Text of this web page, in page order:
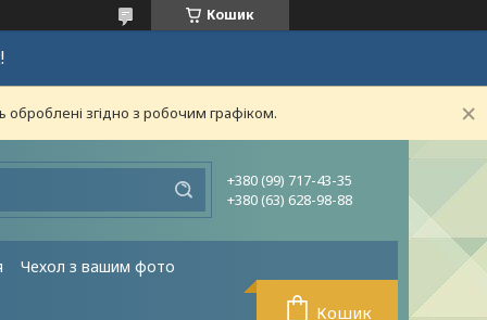
Кошик
згідно з робочим графіком.
+380 (99) 717-43-35
+380 (63) 628-98-88
Чехол з вашим фото
Кошик